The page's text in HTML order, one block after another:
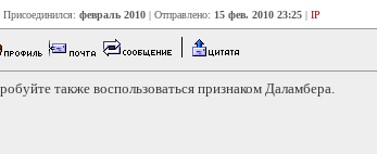
Присоединился: февраль 2010 | Отправлено: 15 фев. 2010 23:25 | IP
также воспользоваться признаком Даламбера.